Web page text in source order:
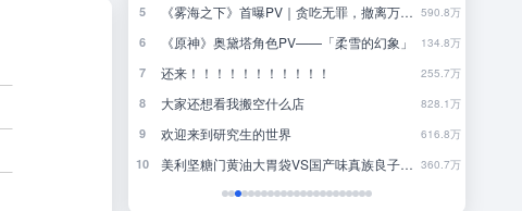
5 《雾海之下》首曝PV｜贪吃无罪，撤离万岁！ 590.8万
6 《原神》奥黛塔角色PV——「柔雪的幻象」 134.8万
7 还来！！！！！！！！！！！ 255.7万
8 大家还想看我搬空什么店 828.1万
9 欢迎来到研究生的世界 616.8万
10 美利坚糖门黄油大胃袋VS国产味真族良子板面长老 360.7万